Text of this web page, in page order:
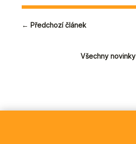
← Předchozí článek
Všechny novinky